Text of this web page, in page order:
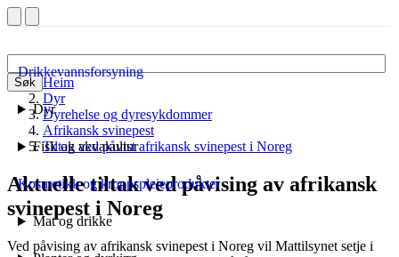
Søk
Drikkevannsforsyning
Dyr
Fisk og akvakultur
Kosmetikk og kroppspleieprodukter
Mat og drikke
Heim
Dyr
Dyrehelse og dyresykdommer
Afrikansk svinepest
Tiltak ved påvist afrikansk svinepest i Noreg
Aktuelle tiltak ved påvising av afrikansk
svinepest i Noreg
Ved påvising av afrikansk svinepest i Noreg vil Mattilsynet setje i